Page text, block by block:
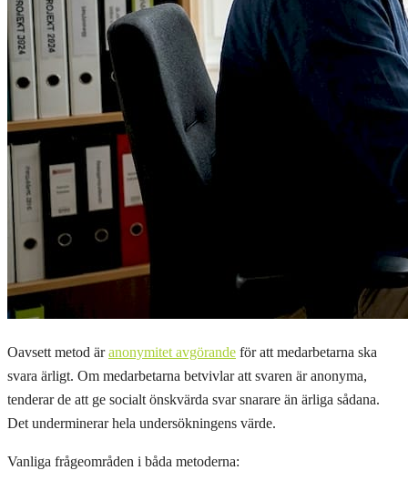
Oavsett metod äranonymitet avgörande för att medarbetarna ska
svara ärligt. Om medarbetarna betvivlar att svaren är anonyma,
tenderar de att ge socialt önskvärda svar snarare än ärliga sådana.
Det underminerar hela undersökningens värde.
Vanliga frågeområden i båda metoderna: